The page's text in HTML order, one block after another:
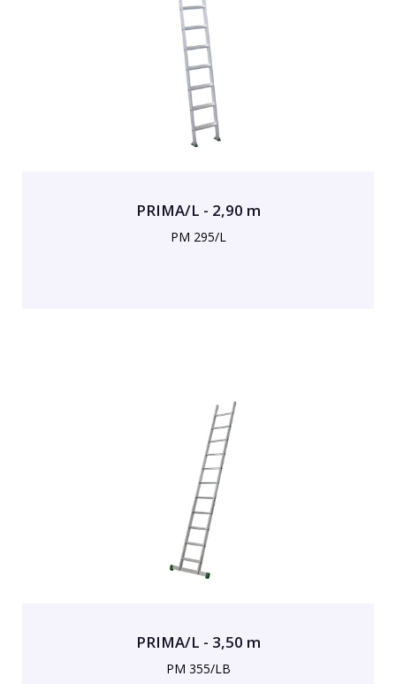
PRIMA/L - 2,90 m
PM 295/L
PRIMA/L - 3,50 m
PM 355/LB